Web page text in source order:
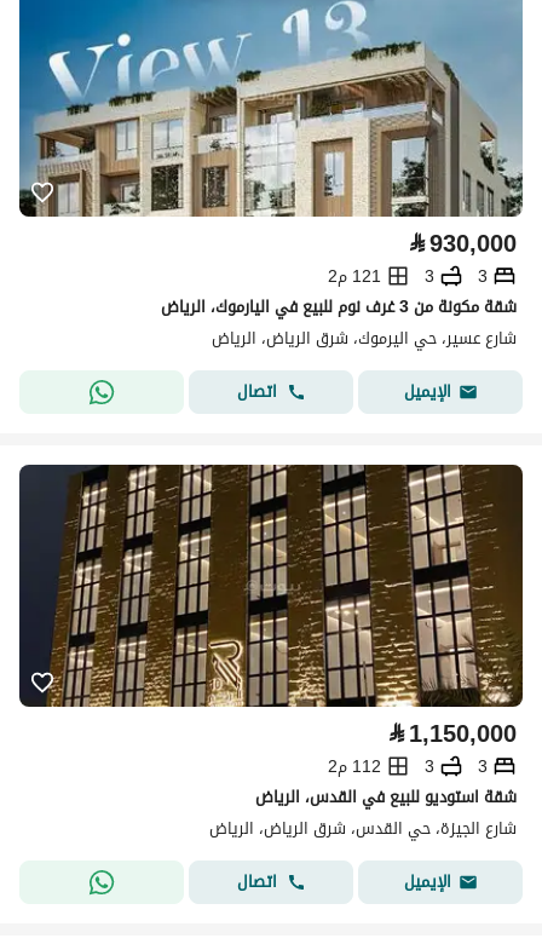
⃁930,000
3
3
121 م2
شقة مكونة من 3 غرف نوم للبيع في اليارموك، الرياض
شارع عسير، حي اليرموك، شرق الرياض، الرياض
الإيميل
اتصال
⃁1,150,000
3
3
112 م2
شقة استوديو للبيع في القدس، الرياض
شارع الجيزة، حي القدس، شرق الرياض، الرياض
الإيميل
اتصال